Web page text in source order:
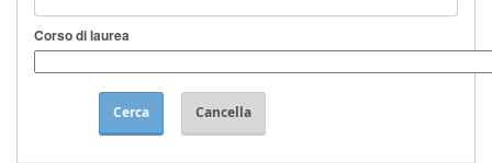
Corso di laurea
Cerca Cancella